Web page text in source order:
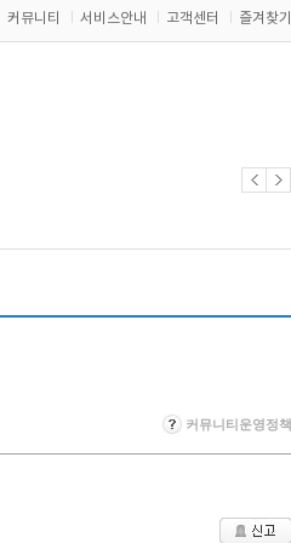
커뮤니티 서비스안내 고객센터 즐겨찾기
커뮤니티운영정책